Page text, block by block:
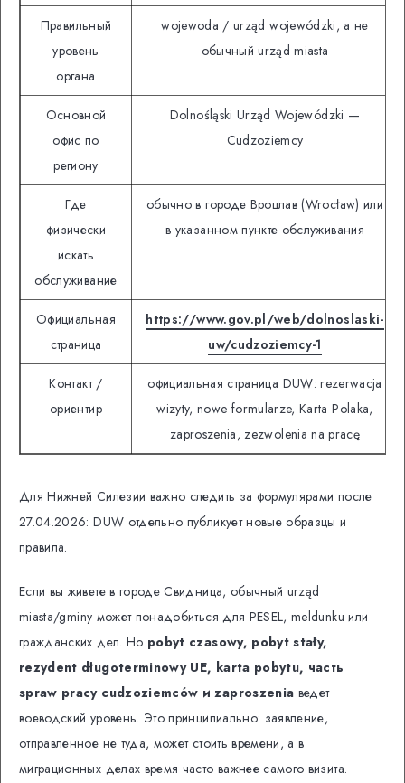
Правильный
уровень
органа
wojewoda / urząd wojewódzki, а не
обычный urząd miasta
Основной
офис по
региону
Dolnośląski Urząd Wojewódzki —
Cudzoziemcy
Где
физически
искать
обслуживание
обычно в городе Вроцлав (Wrocław) или
в указанном пункте обслуживания
Официальная
страница
https://www.gov.pl/web/dolnoslaski-
uw/cudzoziemcy-1
Контакт /
ориентир
официальная страница DUW: rezerwacja
wizyty, nowe formularze, Karta Polaka,
zaproszenia, zezwolenia na pracę
Для Нижней Силезии важно следить за формулярами после
27.04.2026: DUW отдельно публикует новые образцы и
правила.
Если вы живете в городе Свидница, обычный urząd
miasta/gminy может понадобиться для PESEL, meldunku или
гражданских дел. Но pobyt czasowy, pobyt stały,
rezydent długoterminowy UE, karta pobytu, часть
spraw pracy cudzoziemców и zaproszenia ведет
воеводский уровень. Это принципиально: заявление,
отправленное не туда, может стоить времени, а в
миграционных делах время часто важнее самого визита.